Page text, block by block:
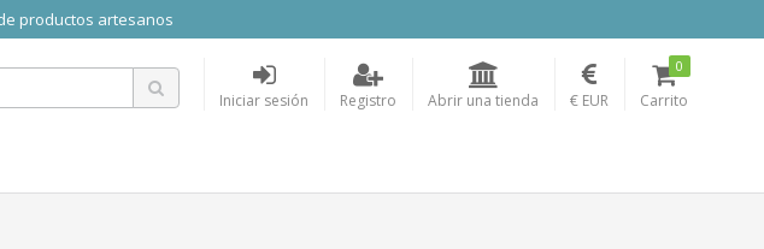
productos artesanos
Iniciar sesión Registro Abrir una tienda € EUR Carrito
0